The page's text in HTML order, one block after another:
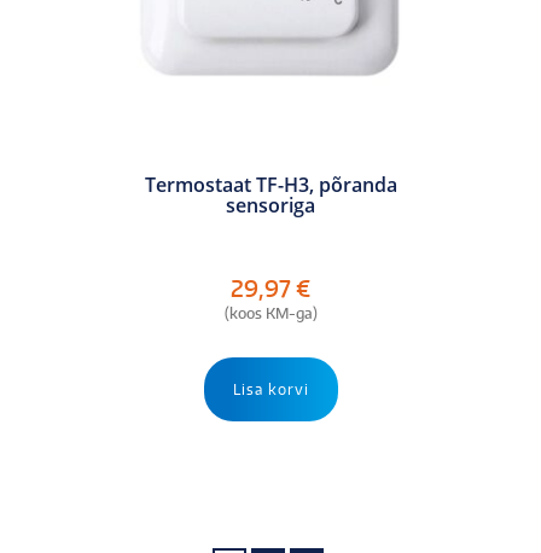
Termostaat TF-H3, põranda
sensoriga
29,97€
(koos KM-ga)
Lisa korvi